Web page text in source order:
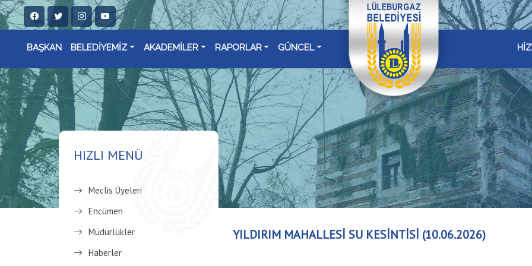
BAŞKAN BELEDİYEMİZ AKADEMİLER RAPORLAR GÜNCEL
HIZLI MENÜ
Meclis Üyeleri
Encümen
Müdürlükler
Haberler
YILDIRIM MAHALLESİ SU KESİNTİSİ (10.06.2026)